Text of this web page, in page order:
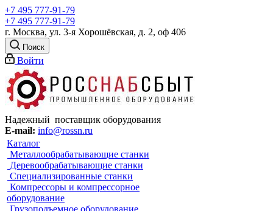
+7 495 777-91-79
+7 495 777-91-79
г. Москва, ул. 3-я Хорошёвская, д. 2, оф 406
Поиск
Войти
Надежный поставщик оборудования
E-mail: info@rossn.ru
Каталог
Металлообрабатывающие станки
Деревообрабатывающие станки
Специализированные станки
Компрессоры и компрессорное
оборудование
Грузоподъемное оборудование